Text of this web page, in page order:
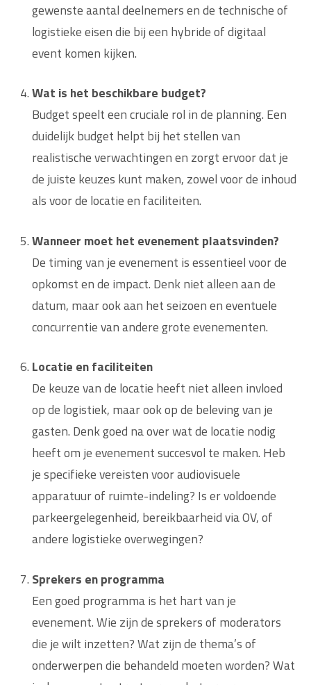
gewenste aantal deelnemers en de technische of
logistieke eisen die bij een hybride of digitaal
event komen kijken.
Wat is het beschikbare budget?
Budget speelt een cruciale rol in de planning. Een
duidelijk budget helpt bij het stellen van
realistische verwachtingen en zorgt ervoor dat je
de juiste keuzes kunt maken, zowel voor de inhoud
als voor de locatie en faciliteiten.
Wanneer moet het evenement plaatsvinden?
De timing van je evenement is essentieel voor de
opkomst en de impact. Denk niet alleen aan de
datum, maar ook aan het seizoen en eventuele
concurrentie van andere grote evenementen.
Locatie en faciliteiten
De keuze van de locatie heeft niet alleen invloed
op de logistiek, maar ook op de beleving van je
gasten. Denk goed na over wat de locatie nodig
heeft om je evenement succesvol te maken. Heb
je specifieke vereisten voor audiovisuele
apparatuur of ruimte-indeling? Is er voldoende
parkeergelegenheid, bereikbaarheid via OV, of
andere logistieke overwegingen?
Sprekers en programma
Een goed programma is het hart van je
evenement. Wie zijn de sprekers of moderators
die je wilt inzetten? Wat zijn de thema’s of
onderwerpen die behandeld moeten worden? Wat